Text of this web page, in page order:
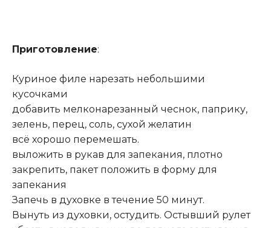
Приготовление:
Куриное филе нарезать небольшими
кусочками
добавить мелконарезанный чеснок, паприку,
зелень, перец, соль, сухой желатин
всё хорошо перемешать.
выложить в рукав для запекания, плотно
закрепить, пакет положить в форму для
запекания
Запечь в духовке в течение 50 минут.
Вынуть из духовки, остудить. Остывший рулет